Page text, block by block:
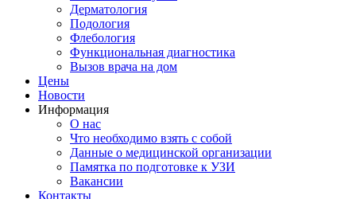
Дерматология
Подология
Флебология
Функциональная диагностика
Вызов врача на дом
Цены
Новости
Информация
О нас
Что необходимо взять с собой
Данные о медицинской организации
Памятка по подготовке к УЗИ
Вакансии
Контакты